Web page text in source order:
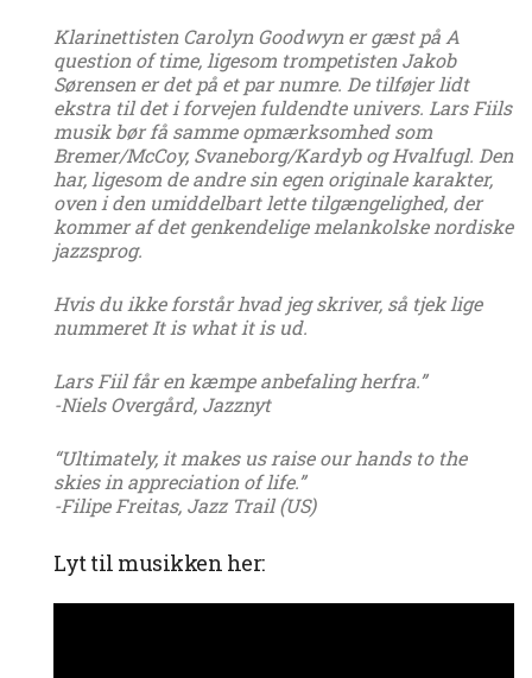
Klarinettisten Carolyn Goodwyn er gæst på A
question of time, ligesom trompetisten Jakob
Sørensen er det på et par numre. De tilføjer lidt
ekstra til det i forvejen fuldendte univers. Lars Fiils
musik bør få samme opmærksomhed som
Bremer/McCoy, Svaneborg/Kardyb og Hvalfugl. Den
har, ligesom de andre sin egen originale karakter,
oven i den umiddelbart lette tilgængelighed, der
kommer af det genkendelige melankolske nordiske
jazzsprog.
Hvis du ikke forstår hvad jeg skriver, så tjek lige
nummeret It is what it is ud.
Lars Fiil får en kæmpe anbefaling herfra.”
-Niels Overgård, Jazznyt
“Ultimately, it makes us raise our hands to the
skies in appreciation of life.”
-Filipe Freitas, Jazz Trail (US)
Lyt til musikken her: